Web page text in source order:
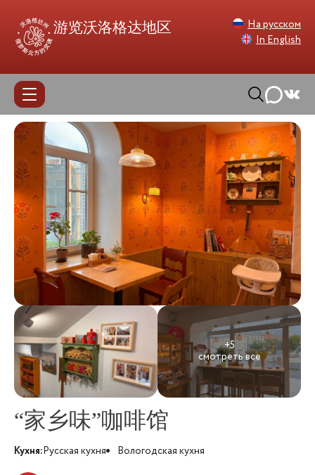
游览沃洛格达地区
На русском
In English
+5
смотреть все
“家乡味”咖啡馆
Кухня:Русская кухня Вологодская кухня